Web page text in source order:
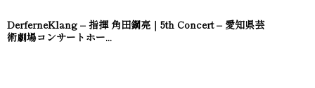
DerferneKlang – 指揮 角田鋼亮｜5th Concert – 愛知県芸
術劇場コンサートホー...